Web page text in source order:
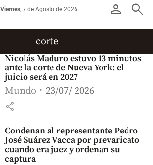
person search
Viernes, 7 de Agosto de 2026
corte
Nicolás Maduro estuvo 13 minutos
ante la corte de Nueva York: el
juicio será en 2027
Mundo 23/07/ 2026
share
Condenan al representante Pedro
José Suárez Vacca por prevaricato
cuando era juez y ordenan su
captura